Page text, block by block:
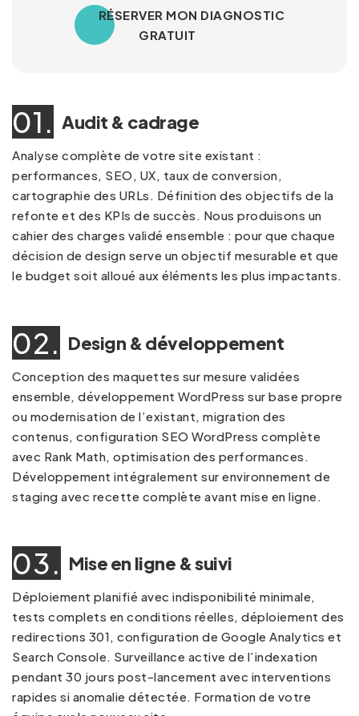
RÉSERVER MON DIAGNOSTIC
GRATUIT
01. Audit & cadrage
Analyse complète de votre site existant :
performances, SEO, UX, taux de conversion,
cartographie des URLs. Définition des objectifs de la
refonte et des KPIs de succès. Nous produisons un
cahier des charges validé ensemble : pour que chaque
décision de design serve un objectif mesurable et que
le budget soit alloué aux éléments les plus impactants.
02. Design & développement
Conception des maquettes sur mesure validées
ensemble, développement WordPress sur base propre
ou modernisation de l’existant, migration des
contenus, configuration SEO WordPress complète
avec Rank Math, optimisation des performances.
Développement intégralement sur environnement de
staging avec recette complète avant mise en ligne.
03. Mise en ligne & suivi
Déploiement planifié avec indisponibilité minimale,
tests complets en conditions réelles, déploiement des
redirections 301, configuration de Google Analytics et
Search Console. Surveillance active de l’indexation
pendant 30 jours post-lancement avec interventions
rapides si anomalie détectée. Formation de votre